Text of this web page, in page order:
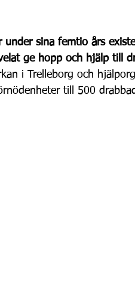
under sina femtio års
ge hopp och hjälp till
i Trelleborg och
till 500